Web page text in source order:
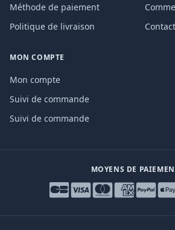
Méthode de paiement
Politique de livraison
MON COMPTE
Mon compte
Suivi de commande
Suivi de commande
MOYENS DE